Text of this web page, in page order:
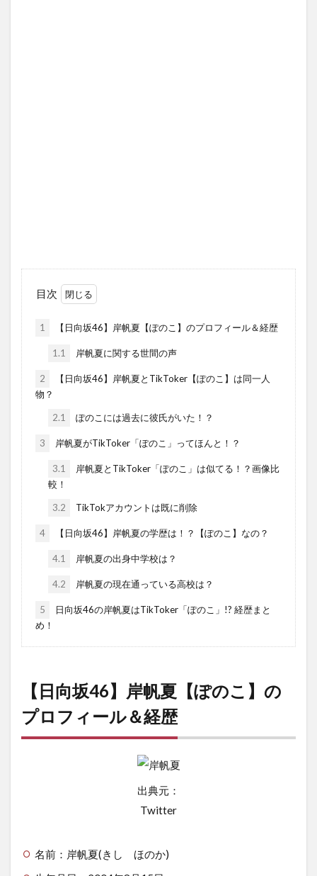
目次
1 【日向坂46】岸帆夏【ぽのこ】のプロフィール＆経歴
1.1 岸帆夏に関する世間の声
2
【日向坂46】岸帆夏とTikToker【ぽのこ】は同一人
物？
2.1 ぽのこには過去に彼氏がいた！？
3 岸帆夏がTikToker「ぽのこ」ってほんと！？
3.1
岸帆夏とTikToker「ぽのこ」は似てる！？画像比
較！
3.2 TikTokアカウントは既に削除
4 【日向坂46】岸帆夏の学歴は！？【ぽのこ】なの？
4.1 岸帆夏の出身中学校は？
4.2 岸帆夏の現在通っている高校は？
5
日向坂46の岸帆夏はTikToker「ぽのこ」!? 経歴まと
め！
【日向坂46】岸帆夏【ぽのこ】の
プロフィール＆経歴
出典元：
Twitter
名前：岸帆夏(きし ほのか)